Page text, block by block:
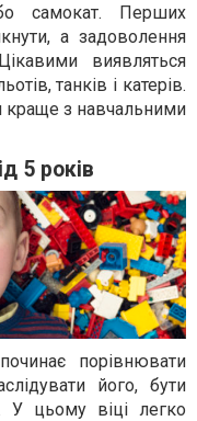
самокат. Перших
а задоволення
виявляться
танків і катерів.
краще з навчальними
5 років
порівнювати
його, бути
У цьому віці легко